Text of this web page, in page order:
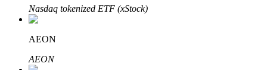
Đối tác Bitrue
Nasdaq tokenized ETF (xStock)
AEON
AEON